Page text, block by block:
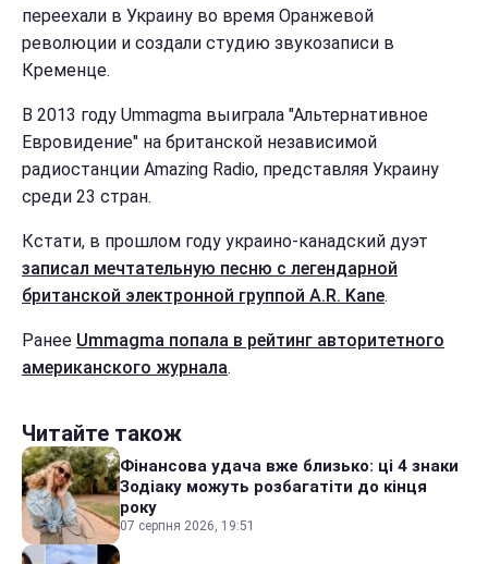
переехали в Украину во время Оранжевой
революции и создали студию звукозаписи в
Кременце.
В 2013 году Ummagma выиграла "Альтернативное
Евровидение" на британской независимой
радиостанции Amazing Radio, представляя Украину
среди 23 стран.
Кстати, в прошлом году украино-канадский дуэт
записал мечтательную песню с легендарной
британской электронной группой A.R. Kane.
Ранее Ummagma попала в рейтинг авторитетного
американского журнала.
Читайте також
Фінансова удача вже близько: ці 4 знаки
Зодіаку можуть розбагатіти до кінця
року
07 серпня 2026, 19:51